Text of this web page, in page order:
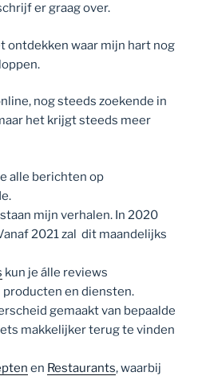
er graag over.
ontdekken waar mijn hart nog
nog steeds zoekende in
het krijgt steeds meer
alle berichten op
staan mijn verhalen. In 2020
2021 zal dit maandelijks
kun je álle reviews
en diensten.
gemaakt van bepaalde
makkelijker terug te vinden
en Restaurants, waarbij